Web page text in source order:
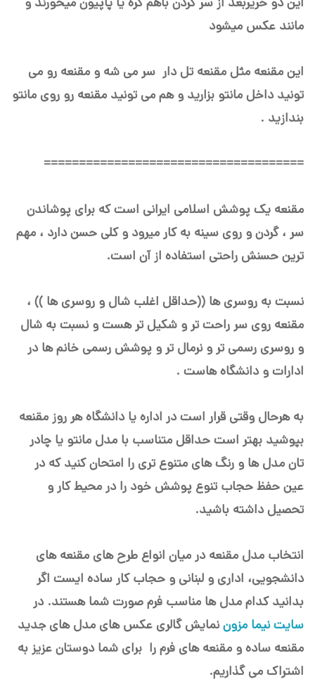
مانند عکس میشود
این مقنعه مثل مقنعه تل دار سر می شه و مقنعه رو می
تونید داخل مانتو بزارید و هم می تونید مقنعه رو روی مانتو
بندازید .
=====================================
مقنعه یک پوشش اسلامی ایرانی است که برای پوشاندن
سر ، گردن و روی سینه به کار میرود و کلی حسن دارد ، مهم
ترین حسنش راحتی استفاده از آن است.
نسبت به روسری ها ((حداقل اغلب شال و روسری ها )) ،
مقنعه روی سر راحت تر و شکیل تر هست و نسبت به شال
و روسری رسمی تر و نرمال تر و پوشش رسمی خانم ها در
ادارات و دانشگاه هاست .
به هرحال وقتی قرار است در اداره یا دانشگاه هر روز مقنعه
بپوشید بهتر است حداقل متناسب با مدل مانتو یا چادر
تان مدل ها و رنگ های متنوع تری را امتحان کنید که در
عین حفظ حجاب تنوع پوشش خود را در محیط کار و
تحصیل داشته باشید.
انتخاب مدل مقنعه در میان انواع طرح های مقنعه های
دانشجویی، اداری و لبنانی و حجاب کار ساده ایست اگر
بدانید کدام مدل ها مناسب فرم صورت شما هستند. در
سایت نیما مزوننمایش گالری عکس های مدل های جدید
مقنعه ساده و مقنعه های فرم را برای شما دوستان عزیز به
اشتراک می گذاریم.